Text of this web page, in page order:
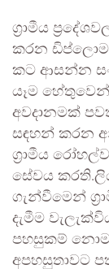
ග්‍රාමීය
කරන
කට ආසන්න
යෑම හේතුවෙන්
අවදානමක්
සඳහන් කරන
ග්‍රාමීය
සේවය
ගැන්වීමෙන්
දැමීම
පහසුකම්
අපහසුතාවට